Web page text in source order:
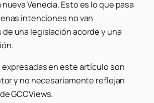
Venecia. Esto es lo que pasa
intenciones no van
una legislación acorde y una
expresadas en este artículo son
y no necesariamente reflejan
GCCViews.